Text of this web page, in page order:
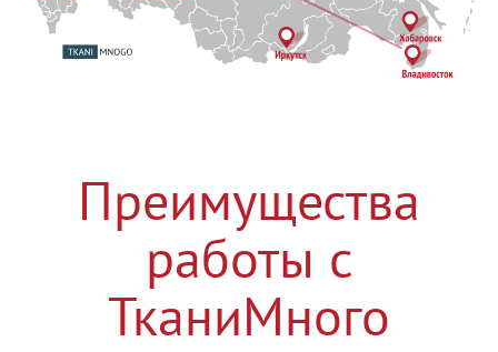
Преимущества
работы с
ТканиМного